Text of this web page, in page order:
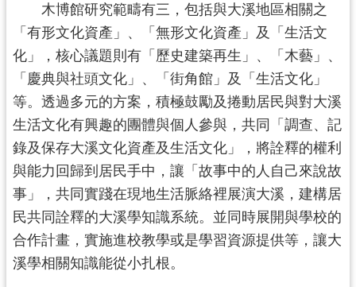
學
習
資
源
認
識
木
博
訊
息
公
告
木博館研究範疇有三，包括與大溪地區相關之
「有形文化資產」、「無形文化資產」及「生活文
化」，核心議題則有「歷史建築再生」、「木藝」、
「慶典與社頭文化」、「街角館」及「生活文化」
等。透過多元的方案，積極鼓勵及捲動居民與對大溪
生活文化有興趣的團體與個人參與，共同「調查、記
錄及保存大溪文化資產及生活文化」，將詮釋的權利
與能力回歸到居民手中，讓「故事中的人自己來說故
事」，共同實踐在現地生活脈絡裡展演大溪，建構居
民共同詮釋的大溪學知識系統。並同時展開與學校的
合作計畫，實施進校教學或是學習資源提供等，讓大
溪學相關知識能從小扎根。